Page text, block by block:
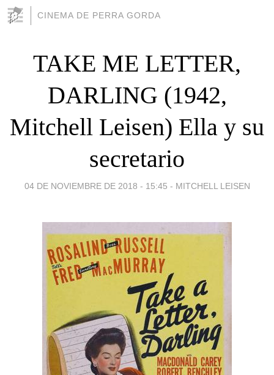
CINEMA DE PERRA GORDA
TAKE ME LETTER,
DARLING (1942,
Mitchell Leisen) Ella y su
secretario
04 DE NOVIEMBRE DE 2018 - 15:45 - MITCHELL LEISEN